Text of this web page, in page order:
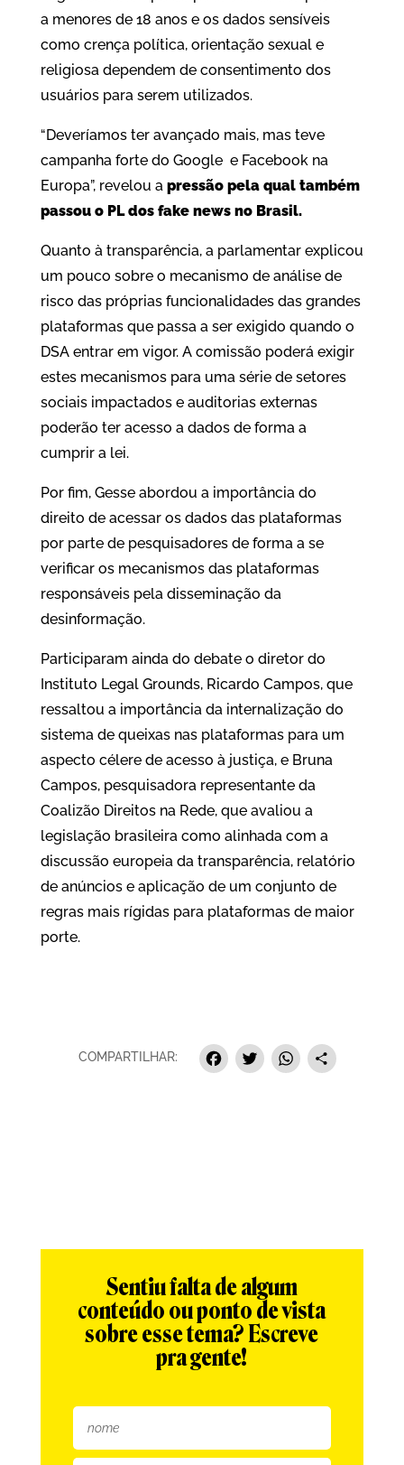
a menores de 18 anos e os dados sensíveis
como crença política, orientação sexual e
religiosa dependem de consentimento dos
usuários para serem utilizados.
“Deveríamos ter avançado mais, mas teve
campanha forte do Google e Facebook na
Europa”, revelou a pressão pela qual também
passou o PL dos fake news no Brasil.
Quanto à transparência, a parlamentar explicou
um pouco sobre o mecanismo de análise de
risco das próprias funcionalidades das grandes
plataformas que passa a ser exigido quando o
DSA entrar em vigor. A comissão poderá exigir
estes mecanismos para uma série de setores
sociais impactados e auditorias externas
poderão ter acesso a dados de forma a
cumprir a lei.
Por fim, Gesse abordou a importância do
direito de acessar os dados das plataformas
por parte de pesquisadores de forma a se
verificar os mecanismos das plataformas
responsáveis pela disseminação da
desinformação.
Participaram ainda do debate o diretor do
Instituto Legal Grounds, Ricardo Campos, que
ressaltou a importância da internalização do
sistema de queixas nas plataformas para um
aspecto célere de acesso à justiça, e Bruna
Campos, pesquisadora representante da
Coalizão Direitos na Rede, que avaliou a
legislação brasileira como alinhada com a
discussão europeia da transparência, relatório
de anúncios e aplicação de um conjunto de
regras mais rígidas para plataformas de maior
porte.
COMPARTILHAR: Facebook
Twitter
Sentiu falta de algum
conteúdo ou ponto de vista
sobre esse tema? Escreve
pra gente!